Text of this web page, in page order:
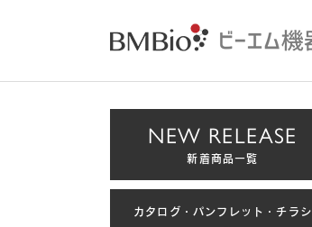
NEW RELEASE
新着商品一覧
カタログ・パンフレット・チラシ